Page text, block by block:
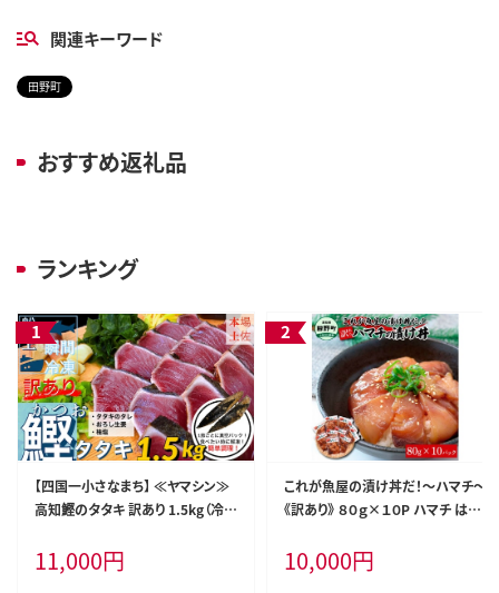
関連キーワード
田野町
おすすめ返礼品
ランキング
【四国一小さなまち】 ≪ヤマシン≫
高知鰹のタタキ 訳あり 1.5kg（冷
11,000円
これが魚屋の漬け丼だ！～ハマチ～
《訳あり》 ８０ｇ×１０P ハマチ はま
ク 海鮮 魚 真空パック 個食 個包装
冷凍 配送 訳あり 規格外 不揃い
10,000円